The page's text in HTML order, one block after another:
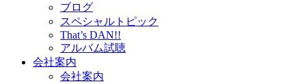
ブログ
スペシャルトピック
That’s DAN!!
アルバム試聴
会社案内
会社案内